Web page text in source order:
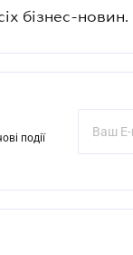
бізнес-новин.
події